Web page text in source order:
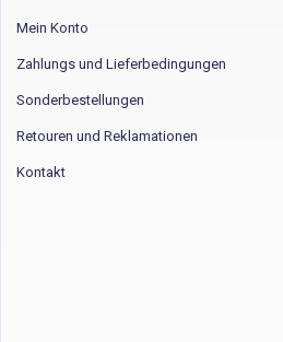
Mein Konto
Zahlungs und Lieferbedingungen
Sonderbestellungen
Retouren und Reklamationen
Kontakt